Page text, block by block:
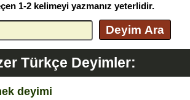
1-2 kelimeyi yazmanız yeterlidir.
Deyim Ara
Türkçe Deyimler:
deyimi